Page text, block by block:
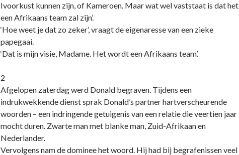
Ivoorkust kunnen zijn, of Kameroen. Maar wat wel vaststaat is dat het
een Afrikaans team zal zijn’.
‘Hoe weet je dat zo zeker’, vraagt de eigenaresse van een zieke
papegaai.
‘Dat is mijn visie, Madame. Het wordt een Afrikaans team’.
2
Afgelopen zaterdag werd Donald begraven. Tijdens een
indrukwekkende dienst sprak Donald’s partner hartverscheurende
woorden – een indringende getuigenis van een relatie die veertien jaar
mocht duren. Zwarte man met blanke man, Zuid-Afrikaan en
Nederlander.
Vervolgens nam de dominee het woord. Hij had bij begrafenissen veel